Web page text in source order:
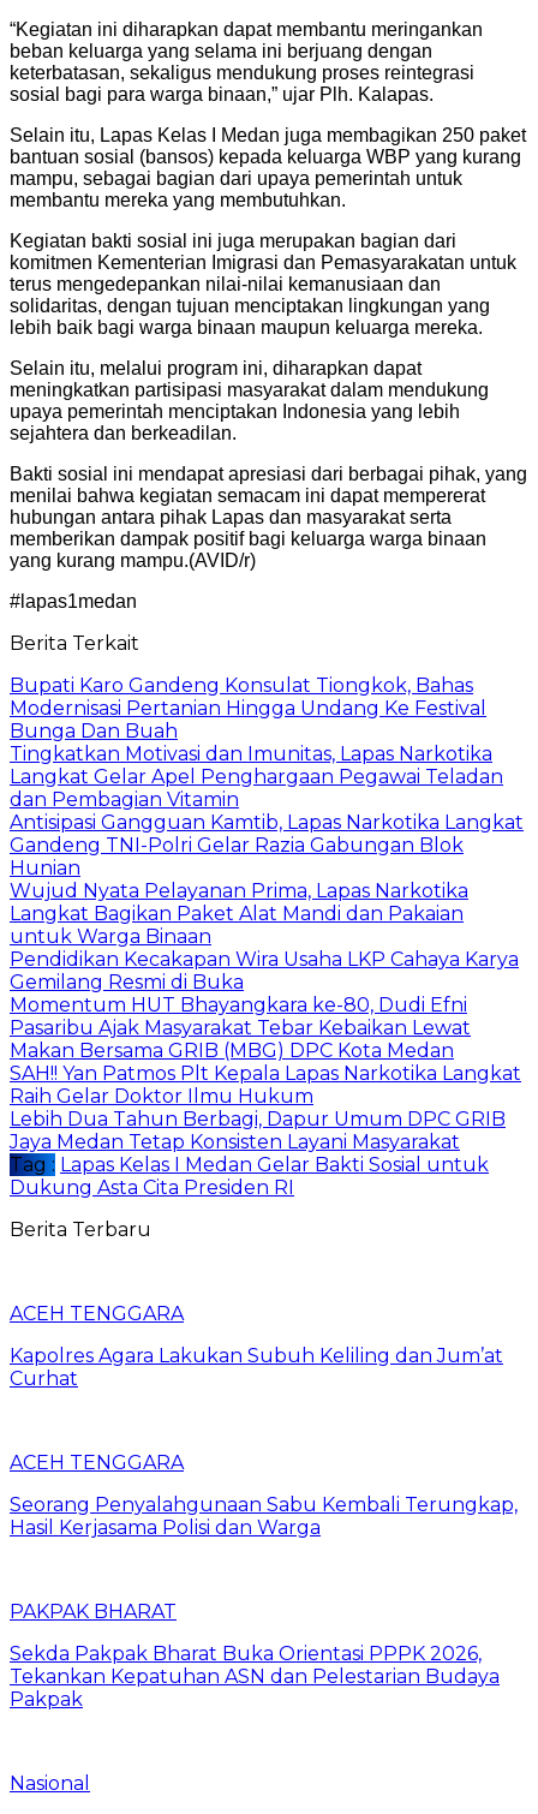
“Kegiatan ini diharapkan dapat membantu meringankan
beban keluarga yang selama ini berjuang dengan
keterbatasan, sekaligus mendukung proses reintegrasi
sosial bagi para warga binaan,” ujar Plh. Kalapas.
Selain itu, Lapas Kelas I Medan juga membagikan 250 paket
bantuan sosial (bansos) kepada keluarga WBP yang kurang
mampu, sebagai bagian dari upaya pemerintah untuk
membantu mereka yang membutuhkan.
Kegiatan bakti sosial ini juga merupakan bagian dari
komitmen Kementerian Imigrasi dan Pemasyarakatan untuk
terus mengedepankan nilai-nilai kemanusiaan dan
solidaritas, dengan tujuan menciptakan lingkungan yang
lebih baik bagi warga binaan maupun keluarga mereka.
Selain itu, melalui program ini, diharapkan dapat
meningkatkan partisipasi masyarakat dalam mendukung
upaya pemerintah menciptakan Indonesia yang lebih
sejahtera dan berkeadilan.
Bakti sosial ini mendapat apresiasi dari berbagai pihak, yang
menilai bahwa kegiatan semacam ini dapat mempererat
hubungan antara pihak Lapas dan masyarakat serta
memberikan dampak positif bagi keluarga warga binaan
yang kurang mampu.(AVID/r)
#lapas1medan
Berita Terkait
Bupati Karo Gandeng Konsulat Tiongkok, Bahas
Modernisasi Pertanian Hingga Undang Ke Festival
Bunga Dan Buah
Tingkatkan Motivasi dan Imunitas, Lapas Narkotika
Langkat Gelar Apel Penghargaan Pegawai Teladan
dan Pembagian Vitamin
Antisipasi Gangguan Kamtib, Lapas Narkotika Langkat
Gandeng TNI-Polri Gelar Razia Gabungan Blok
Hunian
Wujud Nyata Pelayanan Prima, Lapas Narkotika
Langkat Bagikan Paket Alat Mandi dan Pakaian
untuk Warga Binaan
Pendidikan Kecakapan Wira Usaha LKP Cahaya Karya
Gemilang Resmi di Buka
Momentum HUT Bhayangkara ke-80, Dudi Efni
Pasaribu Ajak Masyarakat Tebar Kebaikan Lewat
Makan Bersama GRIB (MBG) DPC Kota Medan
SAH!! Yan Patmos Plt Kepala Lapas Narkotika Langkat
Raih Gelar Doktor Ilmu Hukum
Lebih Dua Tahun Berbagi, Dapur Umum DPC GRIB
Jaya Medan Tetap Konsisten Layani Masyarakat
Tag : Lapas Kelas I Medan Gelar Bakti Sosial untuk
Dukung Asta Cita Presiden RI
Berita Terbaru
ACEH TENGGARA
Kapolres Agara Lakukan Subuh Keliling dan Jum’at
Curhat
ACEH TENGGARA
Seorang Penyalahgunaan Sabu Kembali Terungkap,
Hasil Kerjasama Polisi dan Warga
PAKPAK BHARAT
Sekda Pakpak Bharat Buka Orientasi PPPK 2026,
Tekankan Kepatuhan ASN dan Pelestarian Budaya
Pakpak
Nasional